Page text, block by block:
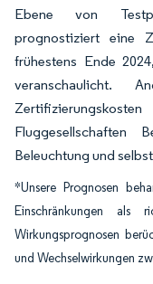
Ebene von
prognostiziert eine
frühestens Ende
veranschaulicht.
Fluggesellschaften
Beleuchtung und
*Unsere Prognosen
Einschränkungen als
Wirkungsprognosen
und Wechselwirkungen